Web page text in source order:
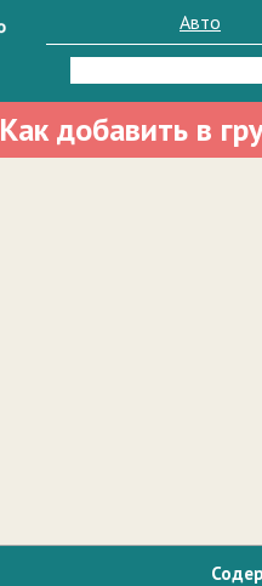
Авто
Найти:
Как добавить в